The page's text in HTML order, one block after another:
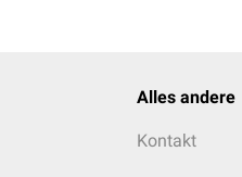
Alles andere
Kontakt